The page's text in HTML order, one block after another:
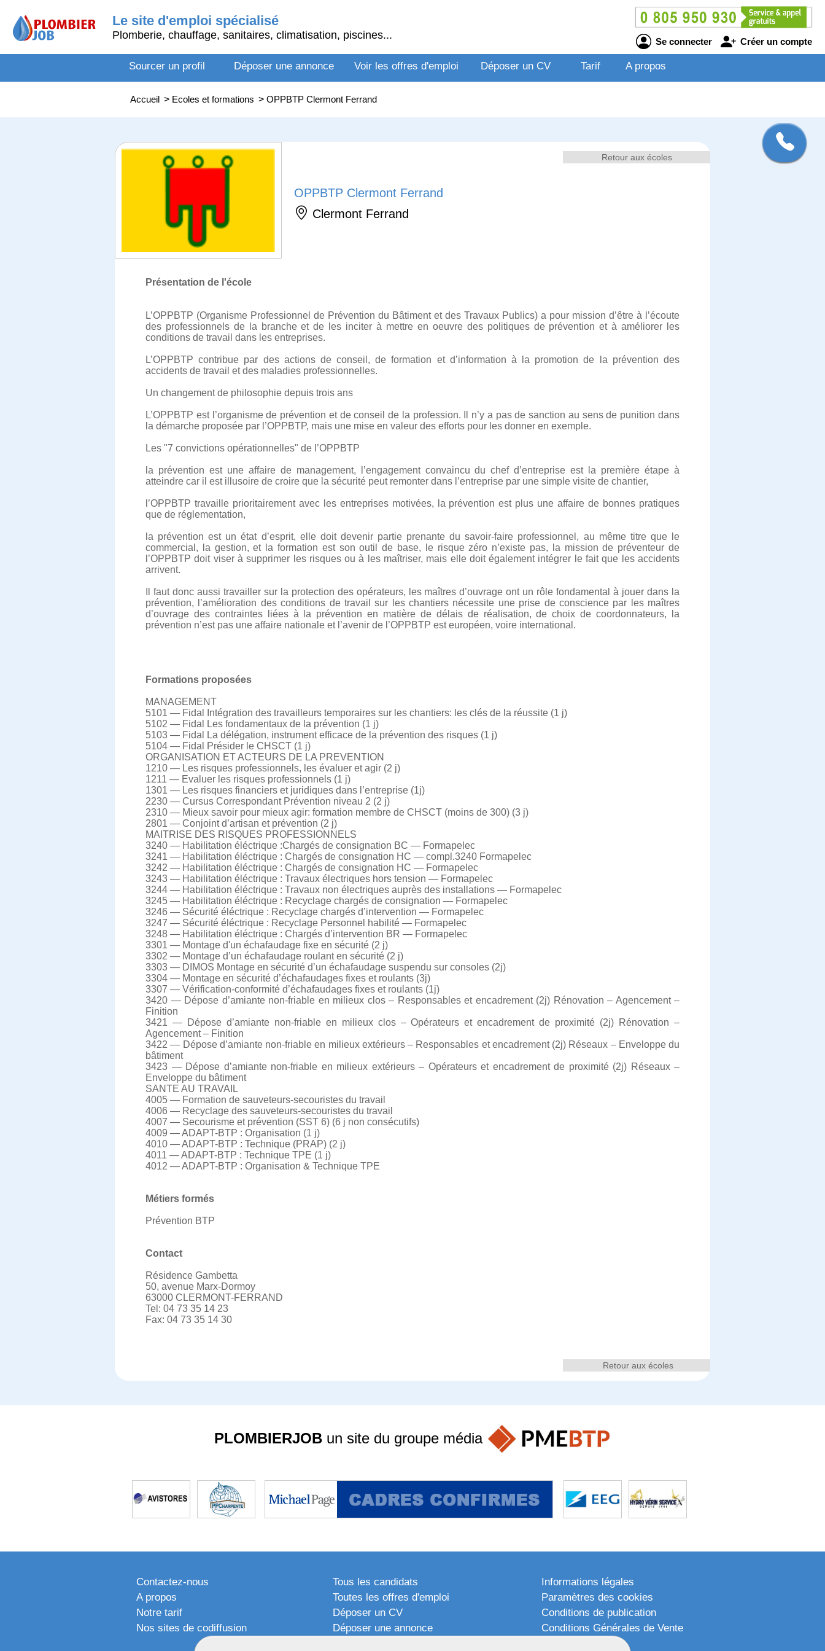
Le site d'emploi spécialisé
Plomberie, chauffage, sanitaires, climatisation, piscines...
Se connecter Créer un compte
Sourcer un profil Déposer une annonce Voir les offres d'emploi Déposer un CV Tarif A propos
Accueil > Ecoles et formations > OPPBTP Clermont Ferrand
Retour aux écoles
OPPBTP Clermont Ferrand
Clermont Ferrand
Présentation de l'école
L’OPPBTP (Organisme Professionnel de Prévention du Bâtiment et des Travaux Publics) a pour mission d’être à l’écoute
des professionnels de la branche et de les inciter à mettre en oeuvre des politiques de prévention et à améliorer les
conditions de travail dans les entreprises.
L’OPPBTP contribue par des actions de conseil, de formation et d’information à la promotion de la prévention des
accidents de travail et des maladies professionnelles.
Un changement de philosophie depuis trois ans
L’OPPBTP est l’organisme de prévention et de conseil de la profession. Il n’y a pas de sanction au sens de punition dans
la démarche proposée par l’OPPBTP, mais une mise en valeur des efforts pour les donner en exemple.
Les "7 convictions opérationnelles" de l’OPPBTP
la prévention est une affaire de management, l’engagement convaincu du chef d’entreprise est la première étape à
atteindre car il est illusoire de croire que la sécurité peut remonter dans l’entreprise par une simple visite de chantier,
l’OPPBTP travaille prioritairement avec les entreprises motivées, la prévention est plus une affaire de bonnes pratiques
que de réglementation,
la prévention est un état d’esprit, elle doit devenir partie prenante du savoir-faire professionnel, au même titre que le
commercial, la gestion, et la formation est son outil de base, le risque zéro n’existe pas, la mission de préventeur de
l’OPPBTP doit viser à supprimer les risques ou à les maîtriser, mais elle doit également intégrer le fait que les accidents
arrivent.
Il faut donc aussi travailler sur la protection des opérateurs, les maîtres d’ouvrage ont un rôle fondamental à jouer dans la
prévention, l’amélioration des conditions de travail sur les chantiers nécessite une prise de conscience par les maîtres
d’ouvrage des contraintes liées à la prévention en matière de délais de réalisation, de choix de coordonnateurs, la
prévention n’est pas une affaire nationale et l’avenir de l’OPPBTP est européen, voire international.
Formations proposées
MANAGEMENT
5101 — Fidal Intégration des travailleurs temporaires sur les chantiers: les clés de la réussite (1 j)
5102 — Fidal Les fondamentaux de la prévention (1 j)
5103 — Fidal La délégation, instrument efficace de la prévention des risques (1 j)
5104 — Fidal Présider le CHSCT (1 j)
ORGANISATION ET ACTEURS DE LA PREVENTION
1210 — Les risques professionnels, les évaluer et agir (2 j)
1211 — Evaluer les risques professionnels (1 j)
1301 — Les risques financiers et juridiques dans l’entreprise (1j)
2230 — Cursus Correspondant Prévention niveau 2 (2 j)
2310 — Mieux savoir pour mieux agir: formation membre de CHSCT (moins de 300) (3 j)
2801 — Conjoint d’artisan et prévention (2 j)
MAITRISE DES RISQUES PROFESSIONNELS
3240 — Habilitation éléctrique :Chargés de consignation BC — Formapelec
3241 — Habilitation éléctrique : Chargés de consignation HC — compl.3240 Formapelec
3242 — Habilitation éléctrique : Chargés de consignation HC — Formapelec
3243 — Habilitation éléctrique : Travaux électriques hors tension — Formapelec
3244 — Habilitation éléctrique : Travaux non électriques auprès des installations — Formapelec
3245 — Habilitation éléctrique : Recyclage chargés de consignation — Formapelec
3246 — Sécurité éléctrique : Recyclage chargés d’intervention — Formapelec
3247 — Sécurité éléctrique : Recyclage Personnel habilité — Formapelec
3248 — Habilitation éléctrique : Chargés d’intervention BR — Formapelec
3301 — Montage d'un échafaudage fixe en sécurité (2 j)
3302 — Montage d’un échafaudage roulant en sécurité (2 j)
3303 — DIMOS Montage en sécurité d’un échafaudage suspendu sur consoles (2j)
3304 — Montage en sécurité d’échafaudages fixes et roulants (3j)
3307 — Vérification-conformité d’échafaudages fixes et roulants (1j)
3420 — Dépose d’amiante non-friable en milieux clos – Responsables et encadrement (2j) Rénovation – Agencement –
Finition
3421 — Dépose d’amiante non-friable en milieux clos – Opérateurs et encadrement de proximité (2j) Rénovation –
Agencement – Finition
3422 — Dépose d’amiante non-friable en milieux extérieurs – Responsables et encadrement (2j) Réseaux – Enveloppe du
bâtiment
3423 — Dépose d’amiante non-friable en milieux extérieurs – Opérateurs et encadrement de proximité (2j) Réseaux –
Enveloppe du bâtiment
SANTE AU TRAVAIL
4005 — Formation de sauveteurs-secouristes du travail
4006 — Recyclage des sauveteurs-secouristes du travail
4007 — Secourisme et prévention (SST 6) (6 j non consécutifs)
4009 — ADAPT-BTP : Organisation (1 j)
4010 — ADAPT-BTP : Technique (PRAP) (2 j)
4011 — ADAPT-BTP : Technique TPE (1 j)
4012 — ADAPT-BTP : Organisation & Technique TPE
Métiers formés
Prévention BTP
Contact
Résidence Gambetta
50, avenue Marx-Dormoy
63000 CLERMONT-FERRAND
Tel: 04 73 35 14 23
Fax: 04 73 35 14 30
Retour aux écoles
PLOMBIERJOBun site du groupe média
Contactez-nous
A propos
Notre tarif
Nos sites de codiffusion
Tous les candidats
Toutes les offres d'emploi
Déposer un CV
Déposer une annonce
Informations légales
Paramètres des cookies
Conditions de publication
Conditions Générales de Vente